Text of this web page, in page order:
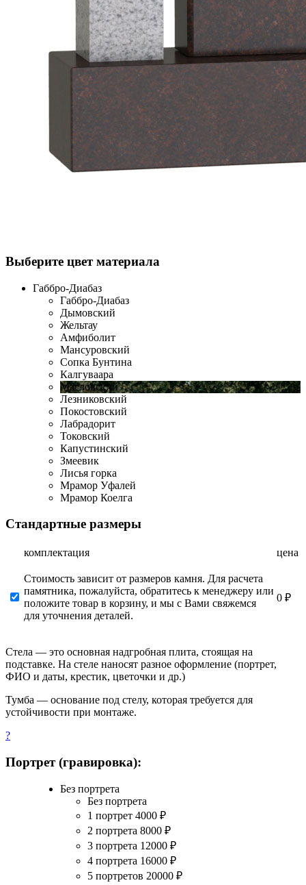
Выберите цвет материала
Габбро-Диабаз
Габбро-Диабаз
Дымовский
Жельтау
Амфиболит
Мансуровский
Сопка Бунтина
Калгуваара
Масловский
Лезниковский
Покостовский
Лабрадорит
Токовский
Капустинский
Змеевик
Лисья горка
Мрамор Уфалей
Мрамор Коелга
Стандартные размеры
комплектация цена
Стоимость зависит от размеров камня. Для расчета
памятника, пожалуйста, обратитесь к менеджеру или
положите товар в корзину, и мы с Вами свяжемся
для уточнения деталей.
0 ₽
Стела — это основная надгробная плита, стоящая на
подставке. На стеле наносят разное оформление (портрет,
ФИО и даты, крестик, цветочки и др.)
Тумба — основание под стелу, которая требуется для
устойчивости при монтаже.
?
Портрет (гравировка):
Без портрета
Без портрета
1 портрет 4000 ₽
2 портрета 8000 ₽
3 портрета 12000 ₽
4 портрета 16000 ₽
5 портретов 20000 ₽